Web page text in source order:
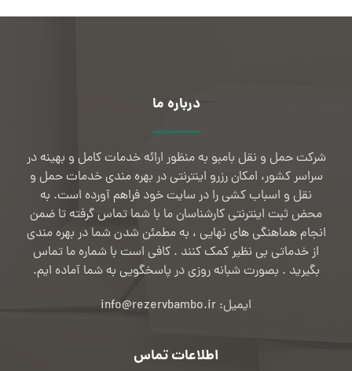
درباره ما
شرکت حمل و نقل بامبو به منظور ارائه خدمات کامل و بهینه در
سراسر کشور، امکان رزرو اینترنتی در بهره مندی خدمات حمل و
نقل و اسباب کشی را در سایت خود فراهم آورده است. به
محض ثبت اینترنتی کارشناسان ما با شما تماس گرفته تا ضمن
انجام هماهنگی های نهایی ، به مطمئن شدن شما در بهره مندی
از خدماتی بی نظیر کمک کنند . کافی است با شماره ما تماس
بگیرید . بصورت شبانه روزی در پاسخگویی به شما آماده ایم.
ایمیل: info@rezervbambo.ir
اطلاعات تماس